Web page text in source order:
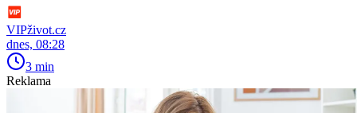
VIPživot.cz
dnes, 08:28
3 min
Reklama